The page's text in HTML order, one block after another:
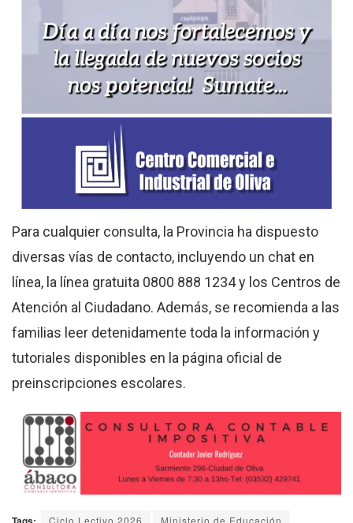
Para cualquier consulta, la Provincia ha dispuesto
diversas vías de contacto, incluyendo un chat en
línea, la línea gratuita 0800 888 1234 y los Centros de
Atención al Ciudadano. Además, se recomienda a las
familias leer detenidamente toda la información y
tutoriales disponibles en la página oficial de
preinscripciones escolares.
Ciclo Lectivo 2026 Ministerio de Educación